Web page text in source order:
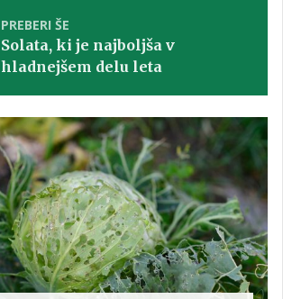
PREBERI ŠE
Solata, ki je najboljša v
hladnejšem delu leta